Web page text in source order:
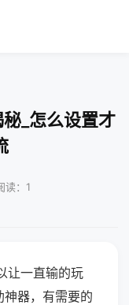
_怎么设置才
读：1
让一直输的玩
神器，有需要的